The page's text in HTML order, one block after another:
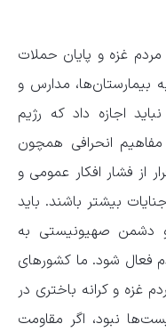
مردم غزه و پایان حملات
بیمارستان‌ها، مدارس و
اجازه داد که رژیم
انحرافی همچون
از فشار افکار عمومی و
بیشتر باشند. باید
و دشمن صهیونیستی به
فعال شود. ما کشورهای
غزه و کرانه باختری در
نبود، اگر مقاومت